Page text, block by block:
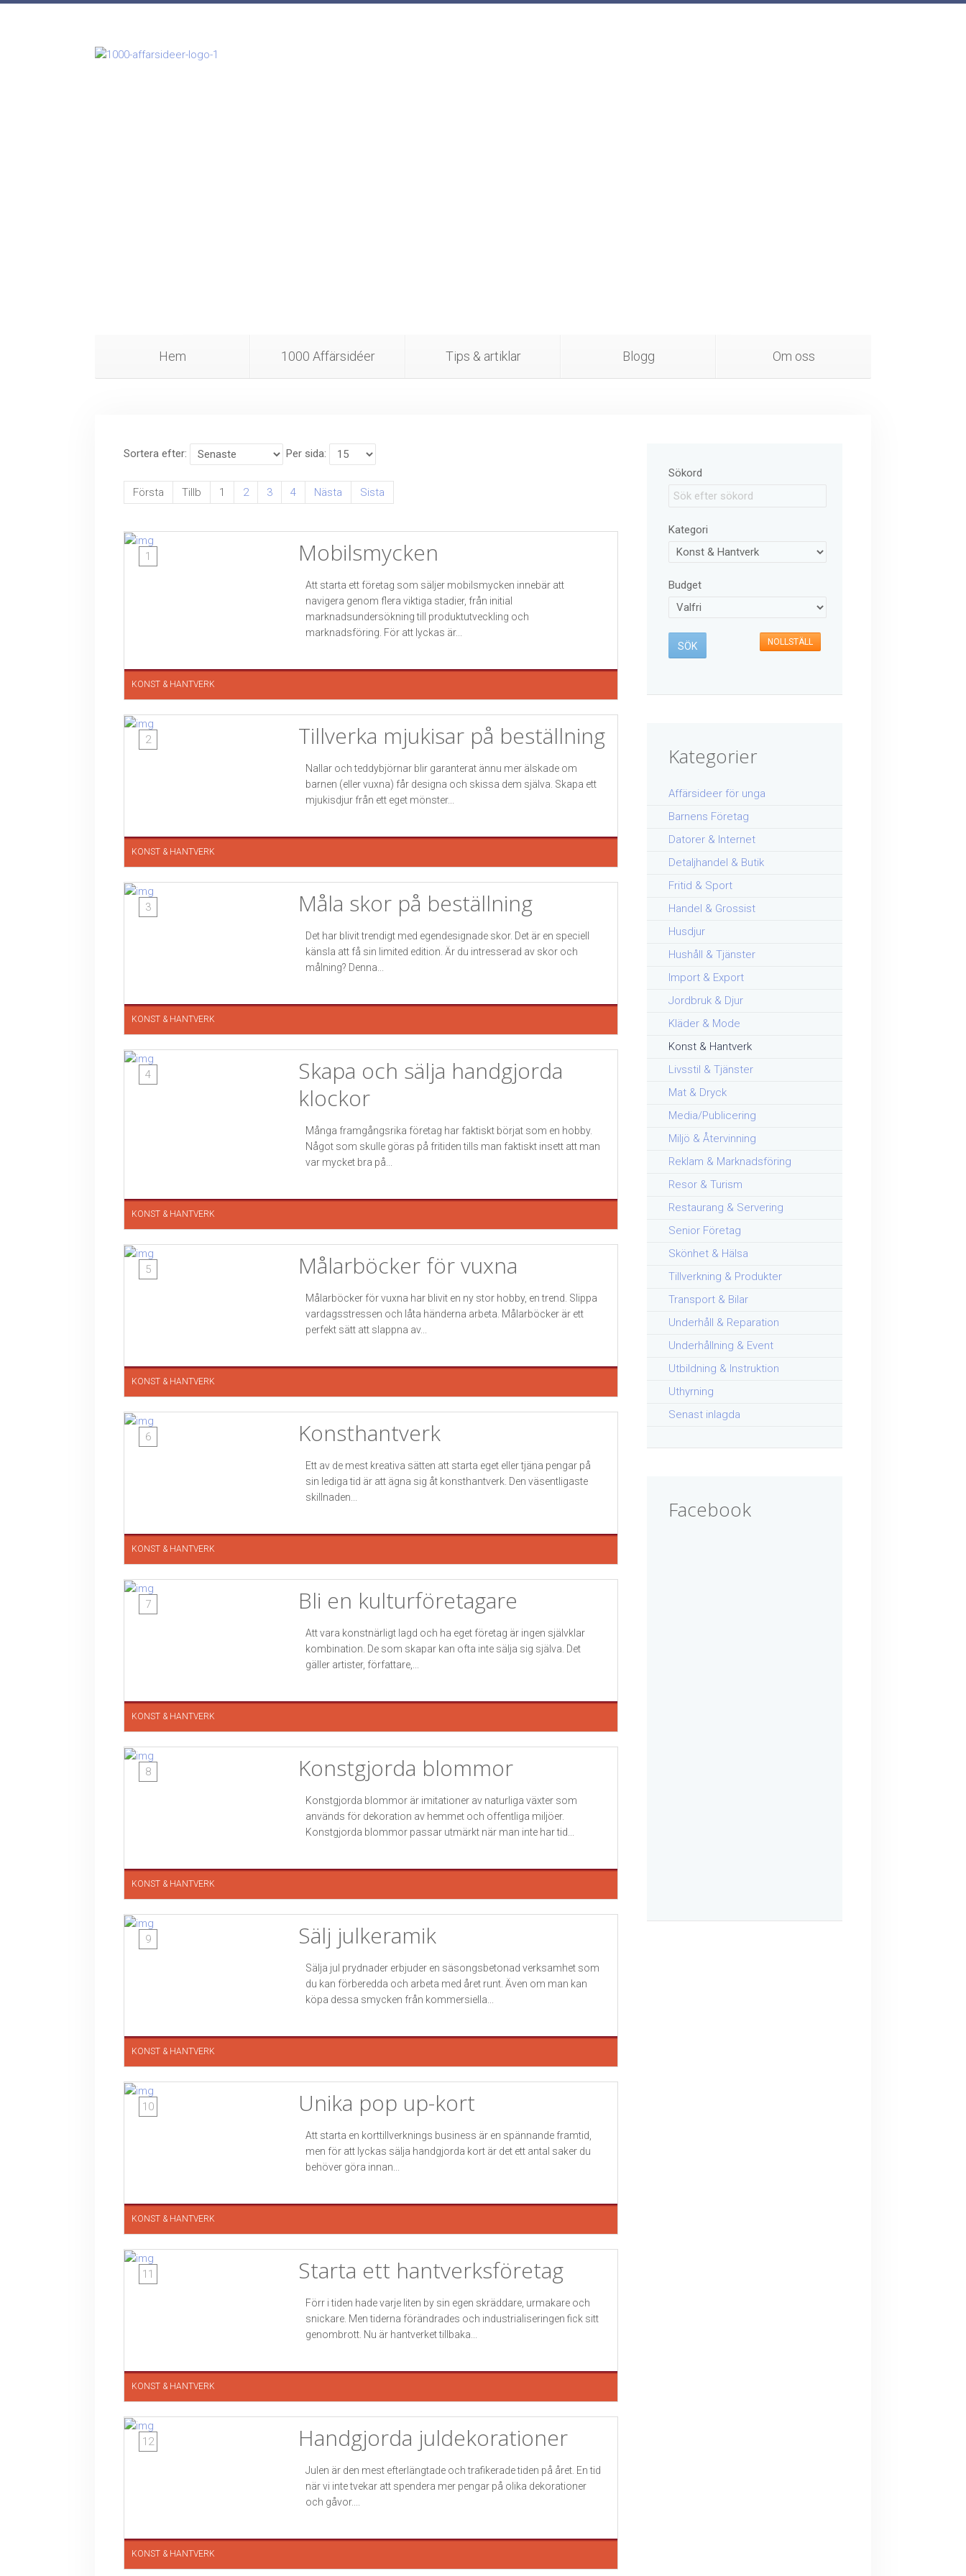
Hem 1000 Affärsidéer Tips & artiklar Blogg Om oss
Sortera efter Per sida
Första Tillb 1 2 3 4 Nästa Sista
1 Mobilsmycken
Att starta ett företag som säljer mobilsmycken innebär att
navigera genom flera viktiga stadier, från initial
marknadsundersökning till produktutveckling och
marknadsföring. För att lyckas är...
KONST & HANTVERK
2 Tillverka mjukisar på beställning
Nallar och teddybjörnar blir garanterat ännu mer älskade om
barnen (eller vuxna) får designa och skissa dem själva. Skapa ett
mjukisdjur från ett eget mönster...
KONST & HANTVERK
3 Måla skor på beställning
Det har blivit trendigt med egendesignade skor. Det är en speciell
känsla att få sin limited edition. Är du intresserad av skor och
målning? Denna...
KONST & HANTVERK
4
Skapa och sälja handgjorda
klockor
Många framgångsrika företag har faktiskt börjat som en hobby.
Något som skulle göras på fritiden tills man faktiskt insett att man
var mycket bra på...
KONST & HANTVERK
5 Målarböcker för vuxna
Målarböcker för vuxna har blivit en ny stor hobby, en trend. Slippa
vardagsstressen och låta händerna arbeta. Målarböcker är ett
perfekt sätt att slappna av...
KONST & HANTVERK
6 Konsthantverk
Ett av de mest kreativa sätten att starta eget eller tjäna pengar på
sin lediga tid är att ägna sig åt konsthantverk. Den väsentligaste
skillnaden...
KONST & HANTVERK
7 Bli en kulturföretagare
Att vara konstnärligt lagd och ha eget företag är ingen självklar
kombination. De som skapar kan ofta inte sälja sig själva. Det
gäller artister, författare,...
KONST & HANTVERK
8 Konstgjorda blommor
Konstgjorda blommor är imitationer av naturliga växter som
används för dekoration av hemmet och offentliga miljöer.
Konstgjorda blommor passar utmärkt när man inte har tid...
KONST & HANTVERK
9 Sälj julkeramik
Sälja jul prydnader erbjuder en säsongsbetonad verksamhet som
du kan förberedda och arbeta med året runt. Även om man kan
köpa dessa smycken från kommersiella...
KONST & HANTVERK
10 Unika pop up-kort
Att starta en korttillverknings business är en spännande framtid,
men för att lyckas sälja handgjorda kort är det ett antal saker du
behöver göra innan...
KONST & HANTVERK
11 Starta ett hantverksföretag
Förr i tiden hade varje liten by sin egen skräddare, urmakare och
snickare. Men tiderna förändrades och industrialiseringen fick sitt
genombrott. Nu är hantverket tillbaka...
KONST & HANTVERK
12 Handgjorda juldekorationer
Julen är den mest efterlängtade och trafikerade tiden på året. En tid
när vi inte tvekar att spendera mer pengar på olika dekorationer
och gåvor....
KONST & HANTVERK
Sökord
Kategori
Budget
NOLLSTÄLL
Kategorier
Affärsideer för unga
Barnens Företag
Datorer & Internet
Detaljhandel & Butik
Fritid & Sport
Handel & Grossist
Husdjur
Hushåll & Tjänster
Import & Export
Jordbruk & Djur
Kläder & Mode
Konst & Hantverk
Livsstil & Tjänster
Mat & Dryck
Media/Publicering
Miljö & Återvinning
Reklam & Marknadsföring
Resor & Turism
Restaurang & Servering
Senior Företag
Skönhet & Hälsa
Tillverkning & Produkter
Transport & Bilar
Underhåll & Reparation
Underhållning & Event
Utbildning & Instruktion
Uthyrning
Senast inlagda
Facebook